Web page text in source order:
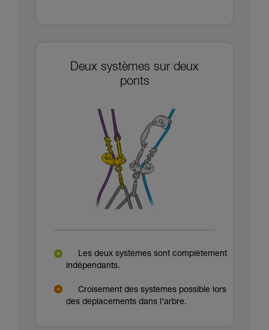
Deux systèmes sur deux
ponts
Les deux systèmes sont complètement
indépendants.
Croisement des systèmes possible lors
des déplacements dans l’arbre.